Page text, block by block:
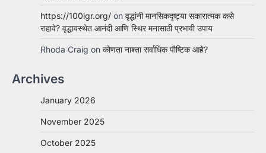
https://100igr.org/ on वृद्धांनी मानसिकदृष्ट्या सकारात्मक कसे
राहावे? वृद्धावस्थेत आनंदी आणि स्थिर मनासाठी प्रभावी उपाय
Rhoda Craig on कोणता नाश्ता सर्वाधिक पौष्टिक आहे?
Archives
January 2026
November 2025
October 2025